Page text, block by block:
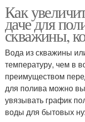
Как
даче для
скважины,
Вода из скважины
температуру, чем в
преимуществом
для полива можно
увязывать график
воды для бытовых